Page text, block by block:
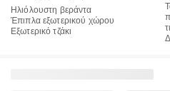
Ηλιόλουστη βεράντα
Έπιπλα εξωτερικού χώρου
Εξωτερικό τζάκι